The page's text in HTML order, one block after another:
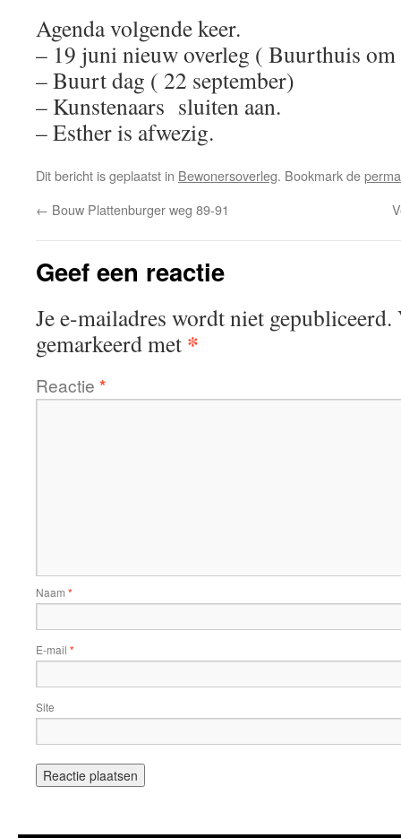
Agenda volgende keer.
– 19 juni nieuw overleg ( Buurthuis
– Buurt dag ( 22 september)
– Kunstenaars sluiten aan.
– Esther is afwezig.
Dit bericht is geplaatst in Bewonersoverleg. Bookmark de
← Bouw Plattenburger weg 89-91
Geef een reactie
Je e-mailadres wordt niet gepubliceerd.
gemarkeerd met *
Reactie *
Naam *
E-mail *
Site